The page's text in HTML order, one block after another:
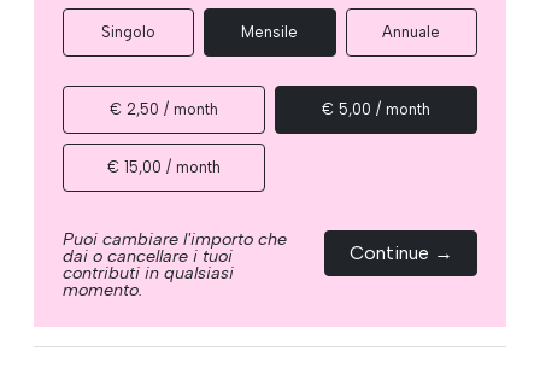
Singolo Mensile Annuale
€ 2,50 / month € 5,00 / month
€ 15,00 / month
Puoi cambiare l'importo che
dai o cancellare i tuoi
contributi in qualsiasi
momento.
Continue →